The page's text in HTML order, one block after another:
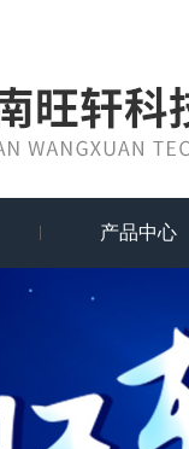
产品中心